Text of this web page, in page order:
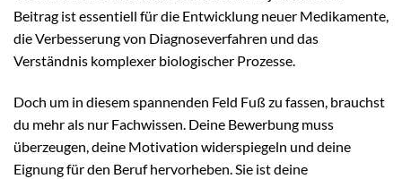
Beitrag ist essentiell für die Entwicklung neuer Medikamente,
die Verbesserung von Diagnoseverfahren und das
Verständnis komplexer biologischer Prozesse.
Doch um in diesem spannenden Feld Fuß zu fassen, brauchst
du mehr als nur Fachwissen. Deine Bewerbung muss
überzeugen, deine Motivation widerspiegeln und deine
Eignung für den Beruf hervorheben. Sie ist deine